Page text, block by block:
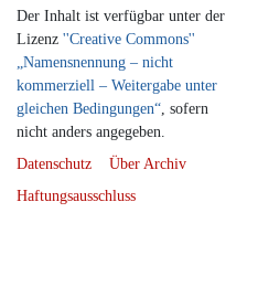
Der Inhalt ist verfügbar unter der
Lizenz ''Creative Commons''
„Namensnennung – nicht
kommerziell – Weitergabe unter
gleichen Bedingungen“, sofern
nicht anders angegeben.
Datenschutz
Über Archiv
Haftungsausschluss